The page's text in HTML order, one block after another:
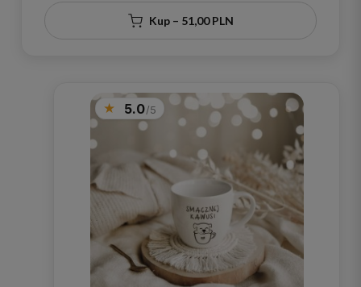
Kup – 51,00 PLN
5.0